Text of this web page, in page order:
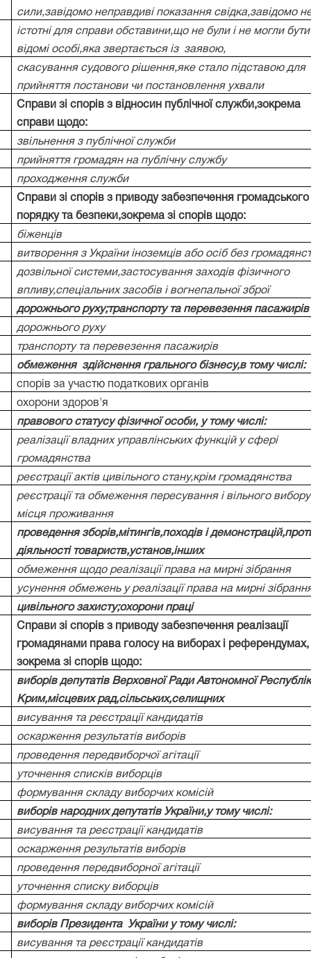
сили,завідомо неправдиві показання свідка,завідомо
істотні для справи обставини,що не були і не могли бути
відомі особі,яка звертається із
заявою,
скасування судового рішення,яке стало підставою для
прийняття постанови чи постановлення ухвали
Справи зі спорів з відносин публічної служби,зокрема
справи щодо:
звільнення з публічної служби
прийняття громадян на публічну службу
проходження служби
Справи зі спорів з приводу забезпечення громадського
порядку та безпеки,зокрема зі спорів щодо:
біженців
витворення з України іноземців або осіб без
дозвільної системи,застосування заходів фізичного
впливу,спеціальних засобів і вогнепальної зброї
дорожнього руху;транспорту та перевезення пасажирів
дорожнього руху
транспорту та перевезення пасажирів
обмеження
здійснення грального бізнесу,в тому числі:
спорів за участю податкових органів
охорони здоров'я
правового статусу фізичної особи, у тому числі:
реалізації владних управлінських функцій у сфері
громадянства
реєстрації актів цивільного стану,крім громадянства
реєстрації та обмеження пересування і вільного вибору
місця проживання
проведення зборів,мітингів,походів і
діяльності товариств,установ,інших
обмеження щодо реалізації права на мирні зібрання
усунення обмежень у реалізації права на мирні
цивільного захисту;охорони праці
Справи зі спорів з приводу забезпечення реалізації
громадянами права голосу на виборах і референдумах,
зокрема зі спорів щодо:
виборів депутатів Верховної Ради Автономної
Крим,місцевих рад,сільських,селищних
висування та реєстрації кандидатів
оскарження результатів виборів
проведення передвиборчої агітації
уточнення списків виборців
формування складу виборчих комісій
виборів народних депутатів України,у тому числі:
висування та реєстрації кандидатів
оскарження результатів виборів
проведення передвиборної агітації
уточнення списку виборців
формування складу виборчих комісій
виборів Президента
України у тому числі:
висування та реєстрації кандидатів